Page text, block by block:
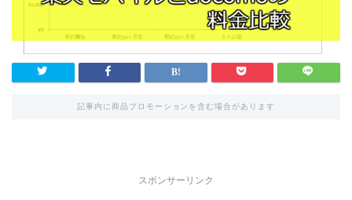
記事内に商品プロモーションを含む場合があります
スポンサーリンク